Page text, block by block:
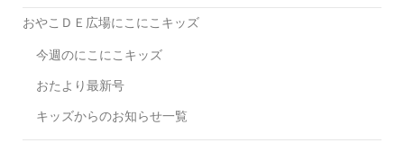
おやこＤＥ広場にこにこキッズ
今週のにこにこキッズ
おたより最新号
キッズからのお知らせ一覧